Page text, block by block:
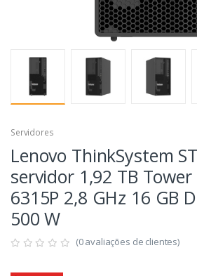
Servidores
Lenovo ThinkSystem
servidor 1,92 TB
6315P 2,8 GHz 16 GB
500 W
(0 avaliações de clientes)